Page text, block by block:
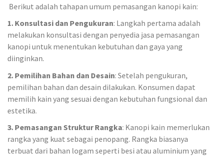
Berikut adalah tahapan umum pemasangan kanopi kain:
1. Konsultasi dan Pengukuran: Langkah pertama adalah
melakukan konsultasi dengan penyedia jasa pemasangan
kanopi untuk menentukan kebutuhan dan gaya yang
diinginkan.
2. Pemilihan Bahan dan Desain: Setelah pengukuran,
pemilihan bahan dan desain dilakukan. Konsumen dapat
memilih kain yang sesuai dengan kebutuhan fungsional dan
estetika.
3. Pemasangan Struktur Rangka: Kanopi kain memerlukan
rangka yang kuat sebagai penopang. Rangka biasanya
terbuat dari bahan logam seperti besi atau aluminium yang